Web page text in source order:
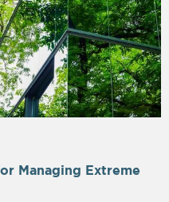
Managing Extreme